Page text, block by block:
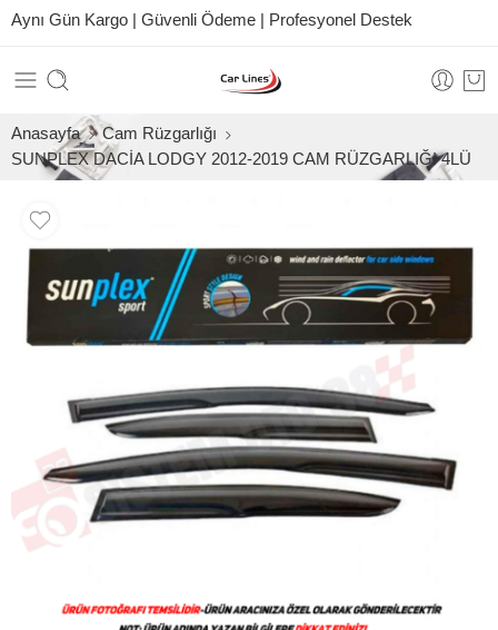
Aynı Gün Kargo | Güvenli Ödeme | Profesyonel Destek
Anasayfa
Cam Rüzgarlığı
SUNPLEX DACİA LODGY 2012-2019 CAM RÜZGARLIĞI 4LÜ